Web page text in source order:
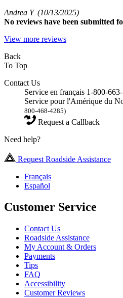
Andrea Y (10/13/2025)
No reviews have been submitted
View more reviews
Back
To Top
Contact Us
Service en français 1-800-
Service pour l'Amérique du
800-468-4285)
Request a Callback
Need help?
Request Roadside Assistance
Français
Español
Customer Service
Contact Us
Roadside Assistance
My Account & Orders
Payments
Tips
FAQ
Accessibility
Customer Reviews